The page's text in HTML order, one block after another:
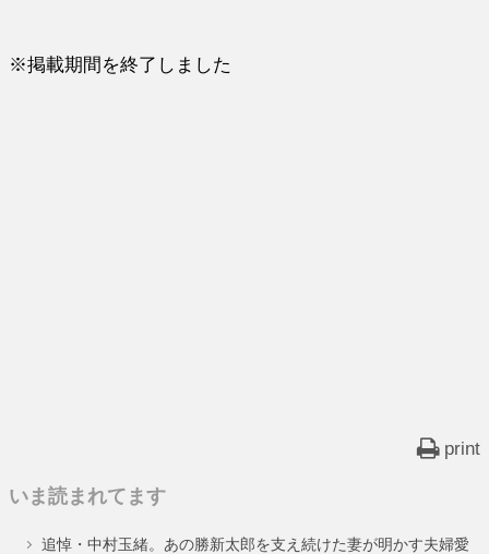
※掲載期間を終了しました
print
いま読まれてます
追悼・中村玉緒。あの勝新太郎を支え続けた妻が明かす夫婦愛